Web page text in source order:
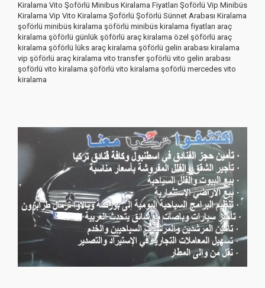
Kiralama Vito Şoförlü Minibus Kiralama Fiyatları Şoförlü Vip Minibüs
Kiralama Vip Vito Kiralama Şoförlü Şoförlü Sünnet Arabası Kiralama
şoförlü minibüs kiralama şöförlü minibüs kiralama fiyatları araç
kiralama şöförlü günlük şöförlü araç kiralama özel şöförlü araç
kiralama şöförlü lüks araç kiralama şöförlü gelin arabası kiralama
vip şöförlü araç kiralama vito transfer şoförlü vito gelin arabası
şoförlü vito kiralama şöförlü vito kiralama şoförlü mercedes vito
kiralama